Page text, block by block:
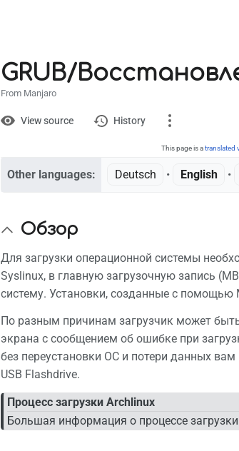
GRUB/
From Manjaro
ViewView source History
Page
Discussion
What links here
Related changes
Printable version
Page information
This page is atranslated
Other languages: Deutsch • ‎ English • ‎
Обзор
Для загрузки операционной системы
Syslinux, в главную загрузочную запись
систему. Установки, созданные с помощью
По разным причинам загрузчик может
экрана с сообщением об ошибке при
без переустановки ОС и потери данных
USB Flashdrive.
Процесс загрузки Archlinux
Большая информация о процессе
.